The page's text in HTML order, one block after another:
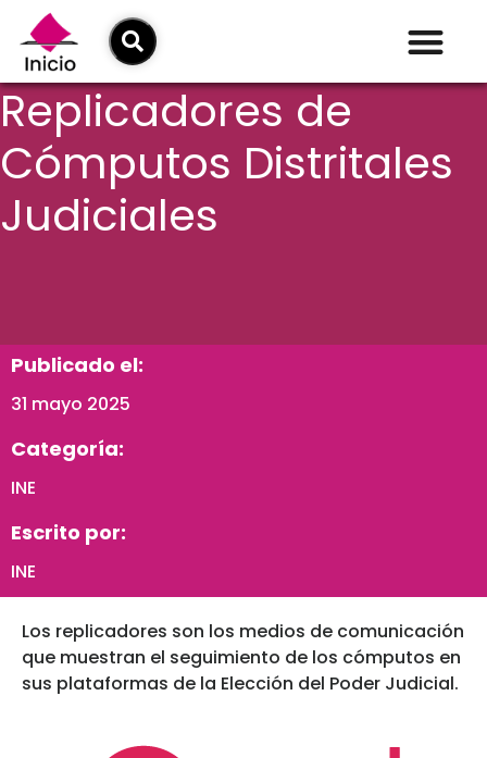
Replicadores de
Cómputos Distritales
Judiciales
Publicado el:
31 mayo 2025
Categoría:
INE
Escrito por:
INE
Los replicadores son los medios de comunicación
que muestran el seguimiento de los cómputos en
sus plataformas de la Elección del Poder Judicial.